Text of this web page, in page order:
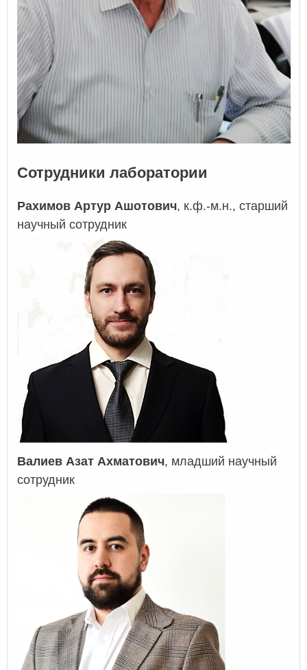
Сотрудники лаборатории
Рахимов Артур Ашотович, к.ф.-м.н., старший
научный сотрудник
Валиев Азат Ахматович, младший научный
сотрудник